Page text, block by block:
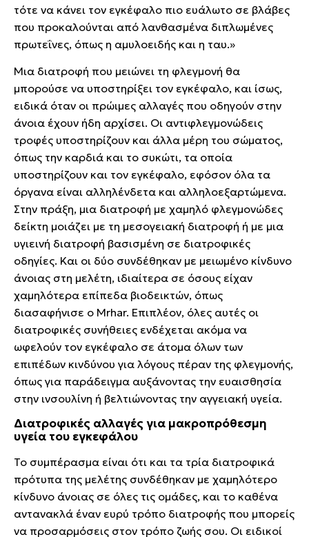
τότε να κάνει τον εγκέφαλο πιο ευάλωτο σε βλάβες
που προκαλούνται από λανθασμένα διπλωμένες
πρωτεΐνες, όπως η αμυλοειδής και η ταυ.»
Μια διατροφή που μειώνει τη φλεγμονή θα
μπορούσε να υποστηρίξει τον εγκέφαλο, και ίσως,
ειδικά όταν οι πρώιμες αλλαγές που οδηγούν στην
άνοια έχουν ήδη αρχίσει. Οι αντιφλεγμονώδεις
τροφές υποστηρίζουν και άλλα μέρη του σώματος,
όπως την καρδιά και το συκώτι, τα οποία
υποστηρίζουν και τον εγκέφαλο, εφόσον όλα τα
όργανα είναι αλληλένδετα και αλληλοεξαρτώμενα.
Στην πράξη, μια διατροφή με χαμηλό φλεγμονώδες
δείκτη μοιάζει με τη μεσογειακή διατροφή ή με μια
υγιεινή διατροφή βασισμένη σε διατροφικές
οδηγίες. Και οι δύο συνδέθηκαν με μειωμένο κίνδυνο
άνοιας στη μελέτη, ιδιαίτερα σε όσους είχαν
χαμηλότερα επίπεδα βιοδεικτών, όπως
διασαφήνισε ο Mrhar. Επιπλέον, όλες αυτές οι
διατροφικές συνήθειες ενδέχεται ακόμα να
ωφελούν τον εγκέφαλο σε άτομα όλων των
επιπέδων κινδύνου για λόγους πέραν της φλεγμονής,
όπως για παράδειγμα αυξάνοντας την ευαισθησία
στην ινσουλίνη ή βελτιώνοντας την αγγειακή υγεία.
Διατροφικές αλλαγές για μακροπρόθεσμη
υγεία του εγκεφάλου
Το συμπέρασμα είναι ότι και τα τρία διατροφικά
πρότυπα της μελέτης συνδέθηκαν με χαμηλότερο
κίνδυνο άνοιας σε όλες τις ομάδες, και το καθένα
αντανακλά έναν ευρύ τρόπο διατροφής που μπορείς
να προσαρμόσεις στον τρόπο ζωής σου. Οι ειδικοί